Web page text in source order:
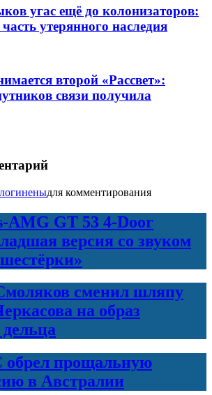
угас ещё до колонизаторов:
утерянного наследия
второй «Рассвет»:
связи получила
для комментирования
AMG GT 53 4-Door
версия со звуком
сменил шляпу
на образ
дельца
обрел прощальную
в Австралии